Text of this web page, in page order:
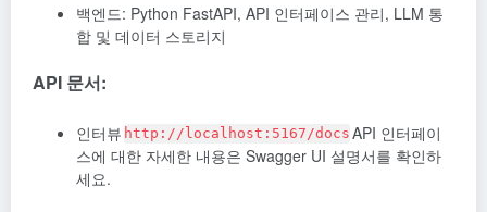
백엔드: Python FastAPI, API 인터페이스 관리, LLM 통
합 및 데이터 스토리지
API 문서:
인터뷰 http://localhost:5167/docs API 인터페이
스에 대한 자세한 내용은 Swagger UI 설명서를 확인하
세요.